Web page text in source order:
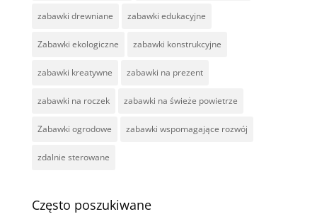
zabawki drewniane zabawki edukacyjne
Zabawki ekologiczne zabawki konstrukcyjne
zabawki kreatywne zabawki na prezent
zabawki na roczek zabawki na świeże powietrze
Zabawki ogrodowe zabawki wspomagające rozwój
zdalnie sterowane
Często poszukiwane